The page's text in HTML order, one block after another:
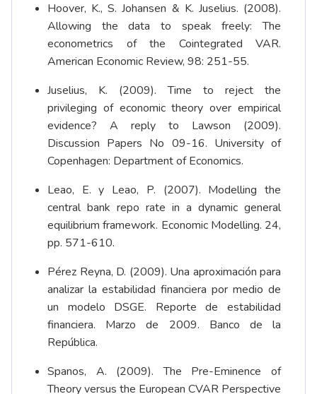
Hoover, K., S. Johansen & K. Juselius. (2008).
Allowing the data to speak freely: The
econometrics of the Cointegrated VAR.
American Economic Review, 98: 251-55.
Juselius, K. (2009). Time to reject the
privileging of economic theory over empirical
evidence? A reply to Lawson (2009).
Discussion Papers No 09-16. University of
Copenhagen: Department of Economics.
Leao, E. y Leao, P. (2007). Modelling the
central bank repo rate in a dynamic general
equilibrium framework. Economic Modelling. 24,
pp. 571-610.
Pérez Reyna, D. (2009). Una aproximación para
analizar la estabilidad financiera por medio de
un modelo DSGE. Reporte de estabilidad
financiera. Marzo de 2009. Banco de la
República.
Spanos, A. (2009). The Pre-Eminence of
Theory versus the European CVAR Perspective